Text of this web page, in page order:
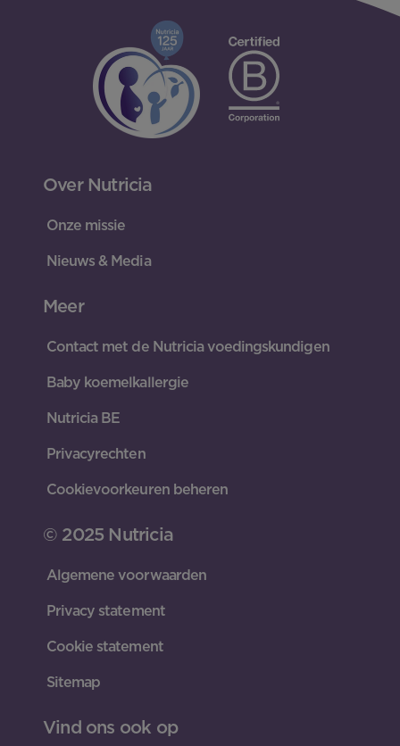
Over Nutricia
Onze missie
Nieuws & Media
Meer
Contact met de Nutricia voedingskundigen
Baby koemelkallergie
Nutricia BE
Privacyrechten
Cookievoorkeuren beheren
© 2025 Nutricia
Algemene voorwaarden
Privacy statement
Cookie statement
Sitemap
Vind ons ook op